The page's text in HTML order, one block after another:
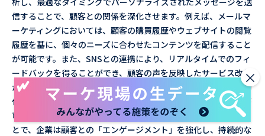
信することで、顧客との関係を深化させます。例えば、メールマ
ーケティングにおいては、顧客の購買履歴やウェブサイトの閲覧
履歴を基に、個々のニーズに合わせたコンテンツを配信すること
が可能です。また、SNSとの連携により、リアルタイムでのフィ
ードバックを得ることができ、顧客の声を反映したサービス改善
が実現します。さらに、リードナーチャリングのプロセスを自動
化することで、営業チームの負担を軽減し、効率的な顧客獲得が
可能となります。マーケティングオートメーションを活用するこ
とで、企業は顧客との「エンゲージメント」を強化し、持続的な
×